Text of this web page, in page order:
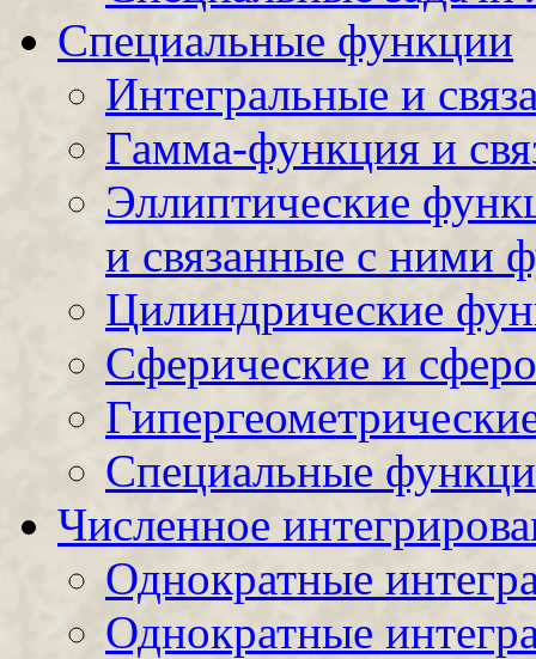
Специальные функции
Интегральные и
Гамма-функция и
Эллиптические
и связанные с ними
Цилиндрические
Сферические и
Специальные
Численное
Однократные
Однократные